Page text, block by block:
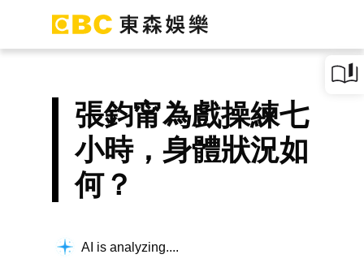
張鈞甯為戲操練七
小時，身體狀況如
何？
AI is analyzing...